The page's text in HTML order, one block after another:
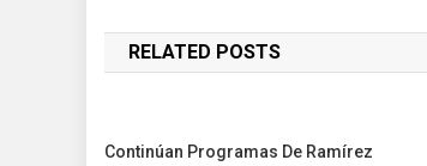
de
entradas
RELATED POSTS
Continúan Programas De Ramírez